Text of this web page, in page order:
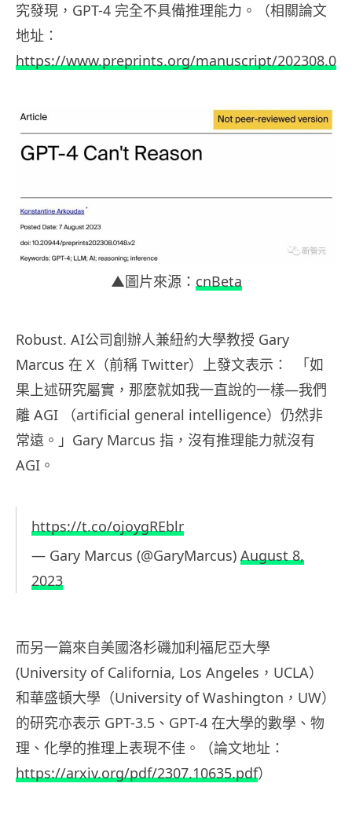
究發現，GPT-4 完全不具備推理能力。（相關論文
地址：
https://www.preprints.org/manuscript/
▲圖片來源： cnBeta
Robust. AI公司創辦人兼紐約大學教授 Gary
Marcus 在 X（前稱 Twitter）上發文表示： 「如
果上述研究屬實，那麼就如我一直說的一樣—我們
離 AGI （artificial general intelligence）仍然非
常遠。」Gary Marcus 指，沒有推理能力就沒有
AGI。
https://t.co/ojoygREblr
— Gary Marcus (@GaryMarcus) August 8,
2023
而另一篇來自美國洛杉磯加利福尼亞大學
(University of California, Los Angeles，UCLA）
和華盛頓大學（University of Washington，UW）
的研究亦表示 GPT-3.5、GPT-4 在大學的數學、物
理、化學的推理上表現不佳。（論文地址：
https://arxiv.org/pdf/2307.10635.pdf）